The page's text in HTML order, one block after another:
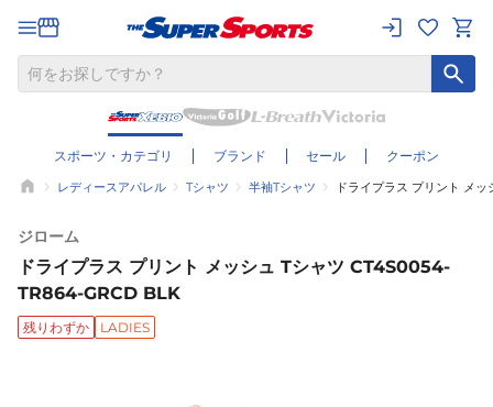
スポーツ・カテゴリ ブランド セール クーポン
レディースアパレル Tシャツ 半袖Tシャツ ドライプラス プリント メ
ジローム
ドライプラス プリント メッシュ Tシャツ CT4S0054-
TR864-GRCD BLK
残りわずか LADIES